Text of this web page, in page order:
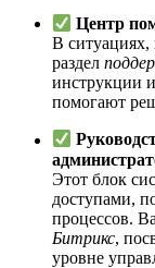
Центр
В ситуациях,
раздел
инструкции
помогают
Этот блок
доступами,
процессов.
Битрикс,
уровне